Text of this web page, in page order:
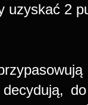
uzyskać 2